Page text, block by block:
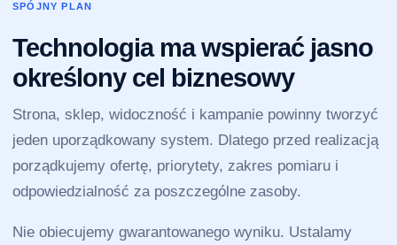
SPÓJNY PLAN
Technologia ma wspierać jasno
określony cel biznesowy
Strona, sklep, widoczność i kampanie powinny tworzyć
jeden uporządkowany system. Dlatego przed realizacją
porządkujemy ofertę, priorytety, zakres pomiaru i
odpowiedzialność za poszczególne zasoby.
Nie obiecujemy gwarantowanego wyniku. Ustalamy